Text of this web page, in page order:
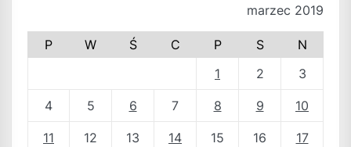
marzec 2019
P W Ś C P S
N
1
2 3
4 5 6 7 8 9 10
11 12 13 14 15 16 17